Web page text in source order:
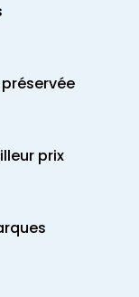
prix